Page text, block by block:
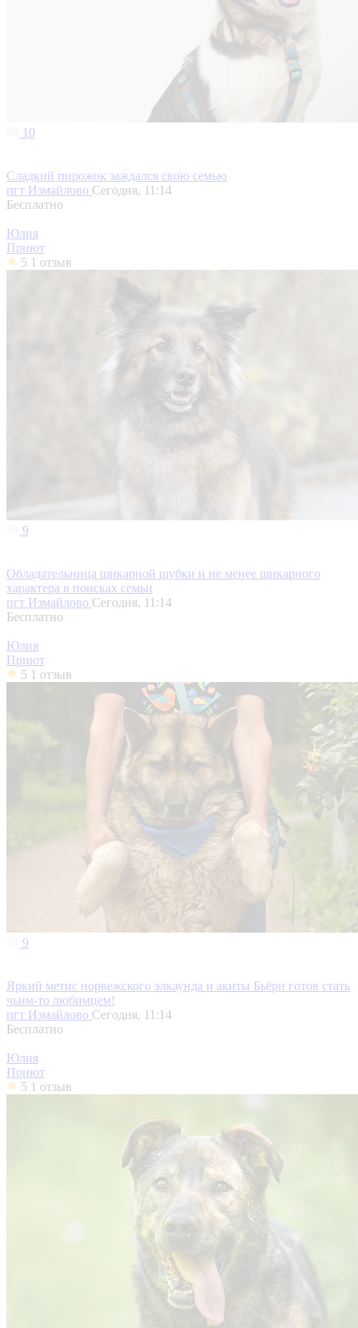
10
Сладкий пирожок заждался свою семью
пгт Измайлово Сегодня, 11:14
Бесплатно
Юлия
Приют
5 1 отзыв
9
Обладательница шикарной шубки и не менее шикарного
характера в поисках семьи
пгт Измайлово Сегодня, 11:14
Бесплатно
Юлия
Приют
5 1 отзыв
9
Яркий метис норвежского элкаунда и акиты Бьёрн готов стать
чьим-то любимцем!
пгт Измайлово Сегодня, 11:14
Бесплатно
Юлия
Приют
5 1 отзыв